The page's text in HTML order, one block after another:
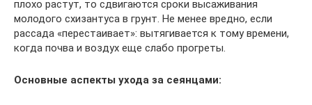
плохо растут, то сдвигаются сроки высаживания
молодого схизантуса в грунт. Не менее вредно, если
рассада «перестаивает»: вытягивается к тому времени,
когда почва и воздух еще слабо прогреты.
Основные аспекты ухода за сеянцами: